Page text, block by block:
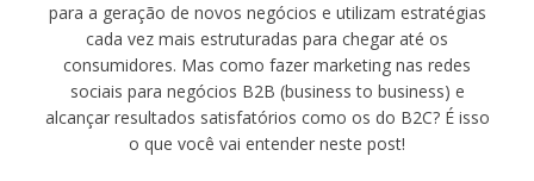
para a geração de novos negócios e utilizam estratégias
cada vez mais estruturadas para chegar até os
consumidores. Mas como fazer marketing nas redes
sociais para negócios B2B (business to business) e
alcançar resultados satisfatórios como os do B2C? É isso
o que você vai entender neste post!